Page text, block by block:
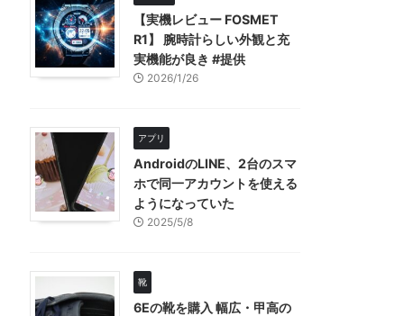
【実機レビュー FOSMET
R1】 腕時計らしい外観と充
実機能が良き #提供
2026/1/26
アプリ
AndroidのLINE、2台のスマ
ホで同一アカウントを使える
ようになっていた
2025/5/8
靴
6Eの靴を購入 幅広・甲高の